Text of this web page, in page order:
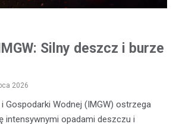
Silny deszcz i burze
2026
Gospodarki Wodnej (IMGW) ostrzega
intensywnymi opadami deszczu i